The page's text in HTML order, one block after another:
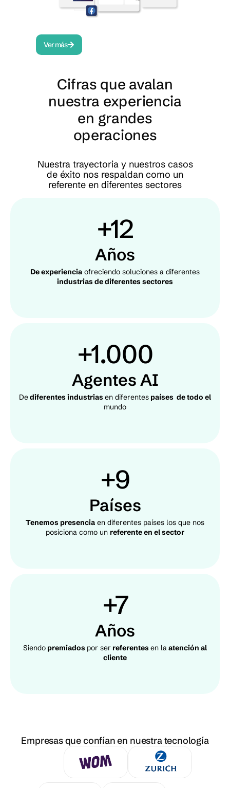
Ver más
Cifras que avalan
nuestra experiencia
en grandes
operaciones
Nuestra trayectoria y nuestros casos
de éxito nos respaldan como un
referente en diferentes sectores
+12
Años
De experiencia ofreciendo soluciones a diferentes
industrias de diferentes sectores
+1.000
Agentes AI
Dediferentes industrias en diferentes países de todo el
mundo
+9
Países
Tenemos presencia en diferentes países los que nos
posiciona como un referente en el sector
+7
Años
Siendo premiados por ser referentes en laatención al
cliente
Empresas que confían en nuestra tecnología